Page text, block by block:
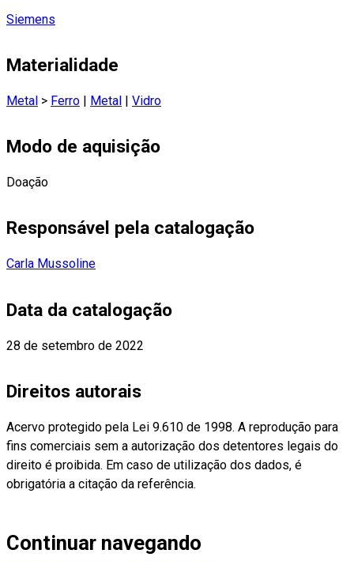
Siemens
Materialidade
Metal > Ferro | Metal | Vidro
Modo de aquisição
Doação
Responsável pela catalogação
Carla Mussoline
Data da catalogação
28 de setembro de 2022
Direitos autorais
Acervo protegido pela Lei 9.610 de 1998. A reprodução para
fins comerciais sem a autorização dos detentores legais do
direito é proibida. Em caso de utilização dos dados, é
obrigatória a citação da referência.
Continuar navegando